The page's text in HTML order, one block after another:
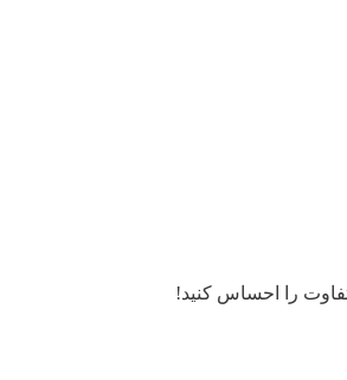
تفاوت را احساس کنید!